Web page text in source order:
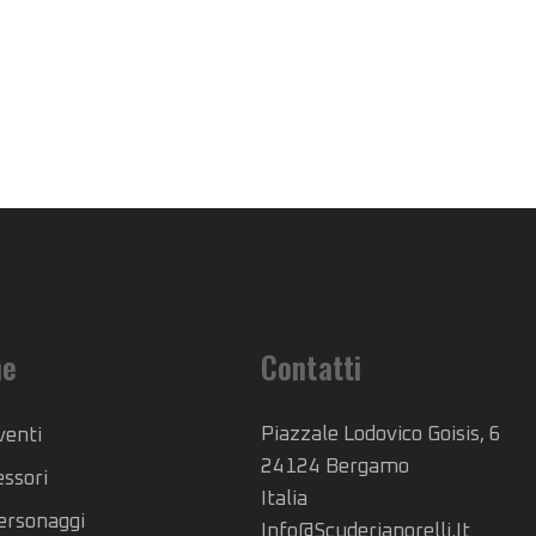
Contatti
Piazzale Lodovico Goisis, 6
24124 Bergamo
Italia
Info@scuderianorelli.it